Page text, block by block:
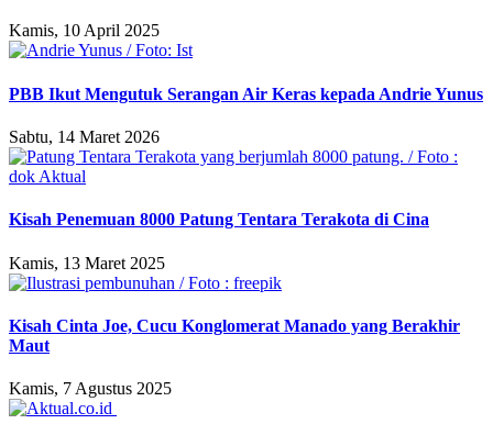
Kamis, 10 April 2025
PBB Ikut Mengutuk Serangan Air Keras kepada Andrie Yunus
Sabtu, 14 Maret 2026
Kisah Penemuan 8000 Patung Tentara Terakota di Cina
Kamis, 13 Maret 2025
Kisah Cinta Joe, Cucu Konglomerat Manado yang Berakhir
Maut
Kamis, 7 Agustus 2025